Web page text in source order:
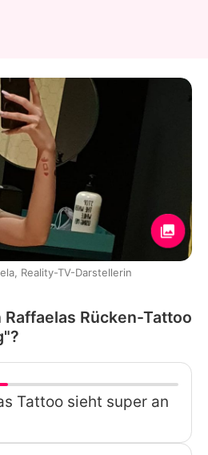
Reality-TV-Darstellerin
Rücken-Tattoo
Tattoo sieht super an